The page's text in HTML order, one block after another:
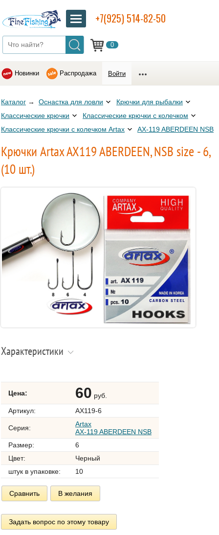
0
+7(925) 514-82-50
Новинки Распродажа Войти
Каталог → Оснастка для ловли
Крючки для рыбалки
Классические крючки
Классические крючки с колечком
Классические крючки с колечком Artax
AX-119 ABERDEEN NSB
Крючки Artax AX119 ABERDEEN, NSB size - 6,
(10 шт.)
Характеристики
Цена: 60 руб.
Артикул:
AX119-6
Серия:
Artax
AX-119 ABERDEEN NSB
Размер:
6
Цвет:
Черный
штук в упаковке:
10
Сравнить В желания
Задать вопрос по этому товару